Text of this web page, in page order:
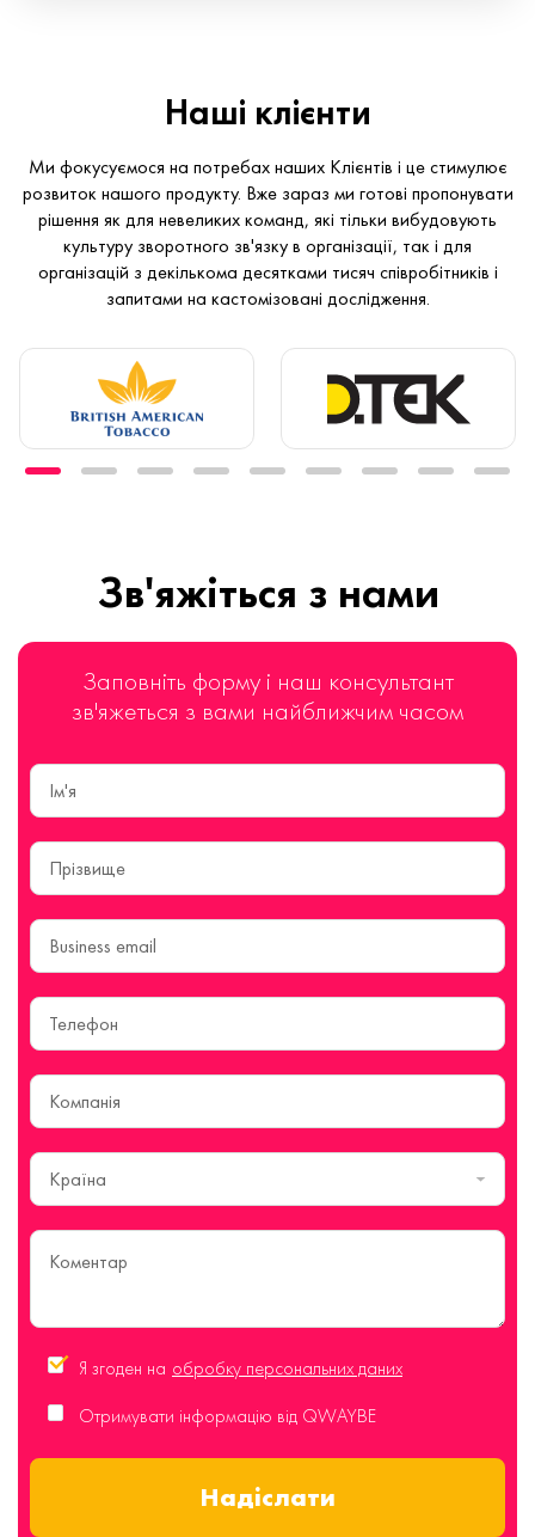
Наші клієнти
Ми фокусуємося на потребах наших Клієнтів і це стимулює
розвиток нашого продукту. Вже зараз ми готові пропонувати
рішення як для невеликих команд, які тільки вибудовують
культуру зворотного зв'язку в організації, так і для
організацій з декількома десятками тисяч співробітників і
запитами на кастомізовані дослідження.
Зв'яжіться з нами
Заповніть форму і наш консультант
зв'яжеться з вами найближчим часом
Країна
Я згоден на обробку персональних даних
Отримувати інформацію від QWAYBE
Надіслати